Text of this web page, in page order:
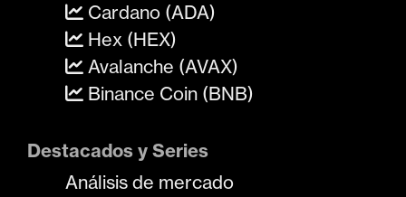
Cardano (ADA)
Hex (HEX)
Avalanche (AVAX)
Binance Coin (BNB)
Destacados y Series
Análisis de mercado